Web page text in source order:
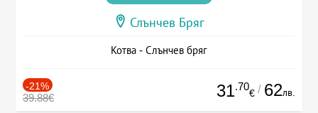
Слънчев Бряг
Котва - Слънчев бряг
-21%
39.88€ 31.70
€ / 62лв.